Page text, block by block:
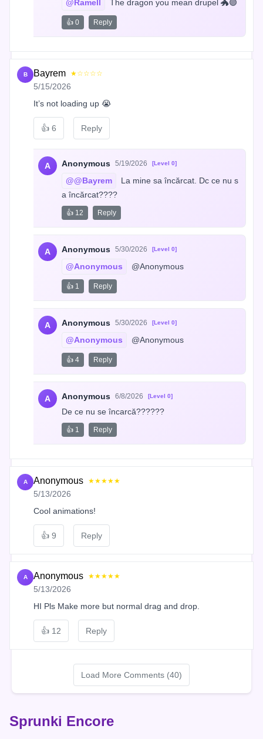
@Ramell The dragon you mean drupel 🐲🟣
👍 0 Reply
B Bayrem ★☆☆☆☆
5/15/2026
It’s not loading up 😭
👍 6 Reply
A Anonymous 5/19/2026 [Level 0]
@@Bayrem
La mine sa încărcat. Dc ce nu s
a încărcat????
👍 12 Reply
A Anonymous 5/30/2026 [Level 0]
@Anonymous @Anonymous
👍 1 Reply
A Anonymous 5/30/2026 [Level 0]
@Anonymous @Anonymous
👍 4 Reply
A Anonymous 6/8/2026 [Level 0]
De ce nu se încarcă??????
👍 1 Reply
A Anonymous ★★★★★
5/13/2026
Cool animations!
👍 9 Reply
A Anonymous ★★★★★
5/13/2026
HI Pls Make more but normal drag and drop.
👍 12 Reply
Load More Comments (40)
Sprunki Encore